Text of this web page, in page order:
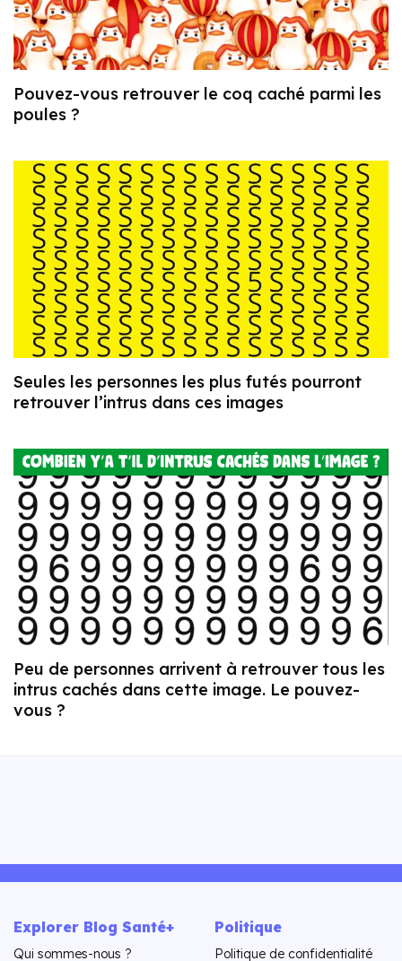
Pouvez-vous retrouver le coq caché parmi les
poules ?
Seules les personnes les plus futés pourront
retrouver l’intrus dans ces images
Peu de personnes arrivent à retrouver tous les
intrus cachés dans cette image. Le pouvez-
vous ?
Explorer Blog Santé+
Qui sommes-nous ?
Politique
Politique de confidentialité